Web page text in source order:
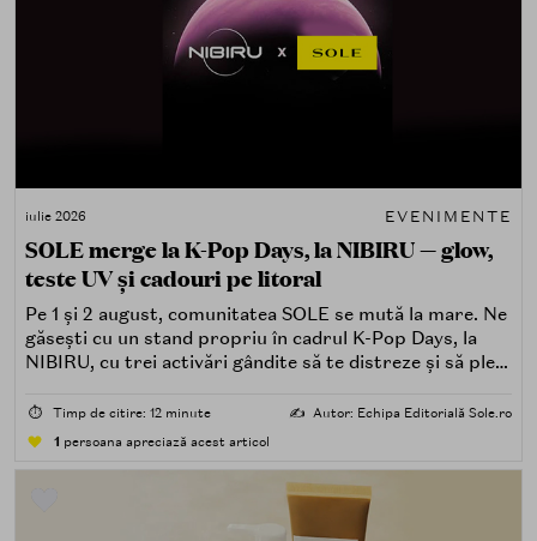
iulie 2026 EVENIMENTE
SOLE merge la K-Pop Days, la NIBIRU — glow,
teste UV și cadouri pe litoral
Pe 1 și 2 august, comunitatea SOLE se mută la mare. Ne
găsești cu un stand propriu în cadrul K-Pop Days, la
NIBIRU, cu trei activări gândite să te distreze și să pleci
⏱️ Timp de citire: 12 minute ✍️ Autor: Echipa Editorială Sole.ro
1 persoana apreciază acest articol